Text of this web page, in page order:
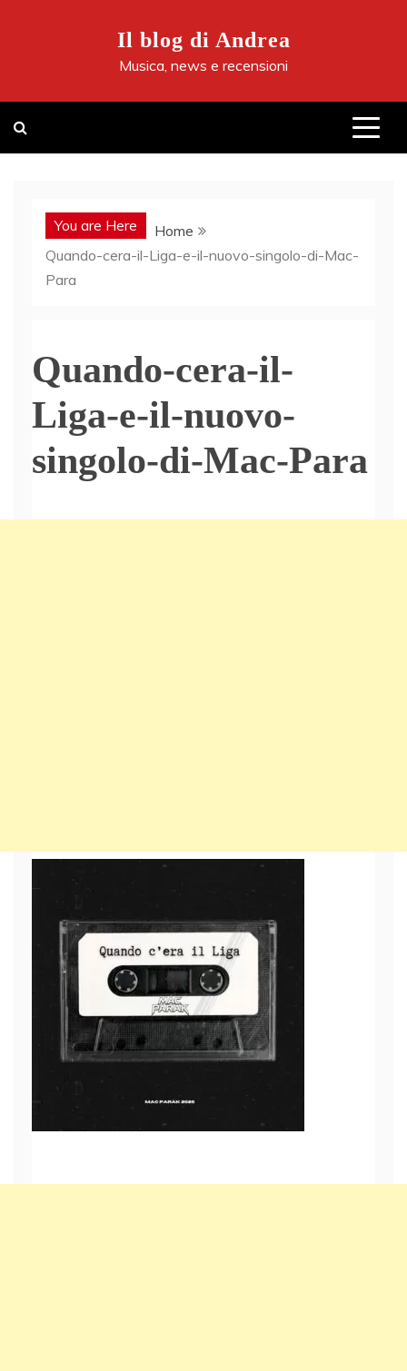
Il blog di Andrea
Musica, news e recensioni
You are Here
Home
Quando-cera-il-Liga-e-il-nuovo-singolo-di-Mac-
Para
Quando-cera-il-
Liga-e-il-nuovo-
singolo-di-Mac-Para